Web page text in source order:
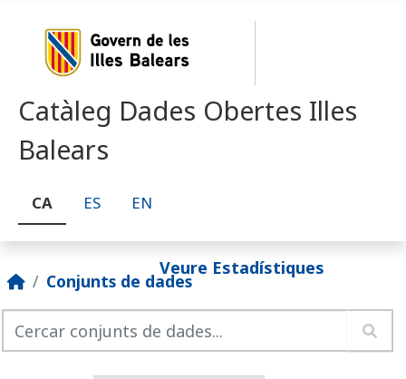
Catàleg Dades Obertes Illes
Balears
CA ES EN
Veure Estadístiques
Conjunts de dades